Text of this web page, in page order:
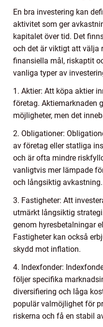
En bra investering kan
aktivitet som ger
kapitalet över tid. Det
och det är viktigt att välja
finansiella mål, riskaptit
vanliga typer av
1. Aktier: Att köpa aktier
företag. Aktiemarknaden
möjligheter, men det
2. Obligationer:
av företag eller statliga
och är ofta mindre
vanligtvis mer lämpade
och långsiktig avkastning.
3. Fastigheter: Att
utmärkt långsiktig
genom hyresbetalningar
Fastigheter kan också
skydd mot inflation.
4. Indexfonder:
följer specifika
diversifiering och låga
populär valmöjlighet för
riskerna och få en stabil